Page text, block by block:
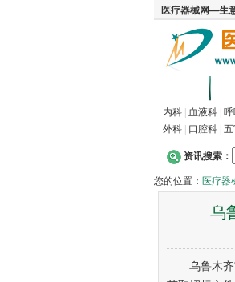
内科 血液科
外科
口腔科
资讯搜索：
您的位置： 医疗器
乌
乌鲁木齐市